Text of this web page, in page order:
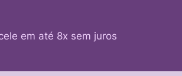
em até 8x sem juros